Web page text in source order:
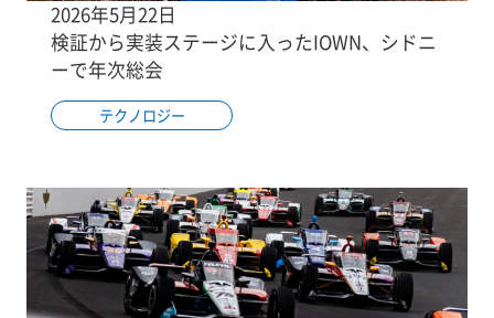
2026年5月22日
検証から実装ステージに入ったIOWN、シドニ
ーで年次総会
テクノロジー